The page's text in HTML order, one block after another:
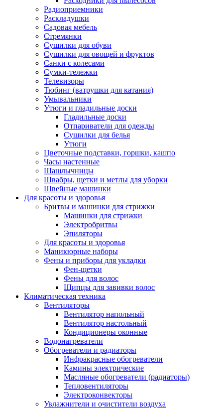
Радиоприемники
Раскладушки
Садовая мебель
Стремянки
Сушилки для обуви
Сушилки для овощей и фруктов
Санки с колесами
Сумки-тележки
Телевизоры
Тюбинг (ватрушки для катания)
Умывальники
Утюги и гладильные доски
Гладильные доски
Отпариватели для одежды
Сушилки для белья
Утюги
Цветочные подставки, горшки, кашпо
Часы настенные
Шашлычницы
Швабры, щетки и метлы для уборки
Швейные машинки
Для красоты и здоровья
Бритвы и машинки для стрижки
Машинки для стрижки
Электробритвы
Эпиляторы
Для красоты и здоровья
Маникюрные наборы
Фены и приборы для укладки
Фен-щетки
Фены для волос
Щипцы для завивки волос
Климатическая техника
Вентиляторы
Вентилятор напольный
Вентилятор настольный
Кондиционеры оконные
Водонагреватели
Обогреватели и радиаторы
Инфракрасные обогреватели
Камины электрические
Масляные обогреватели (радиаторы)
Тепловентиляторы
Электроконвекторы
Увлажнители и очистители воздуха